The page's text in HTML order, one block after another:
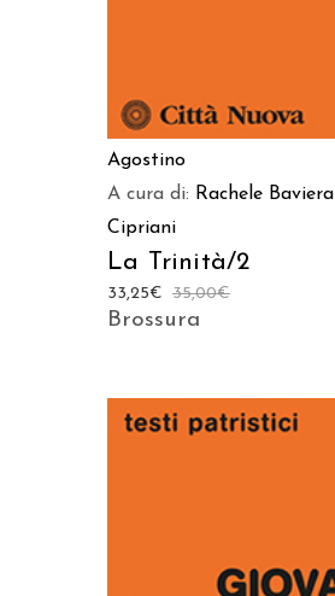
Agostino
A cura di: Rachele Baviera
Cipriani
La Trinità/2
35,00€
33,25€
Brossura